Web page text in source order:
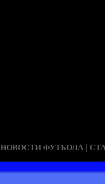
НОВОСТИ ФУТБОЛА |